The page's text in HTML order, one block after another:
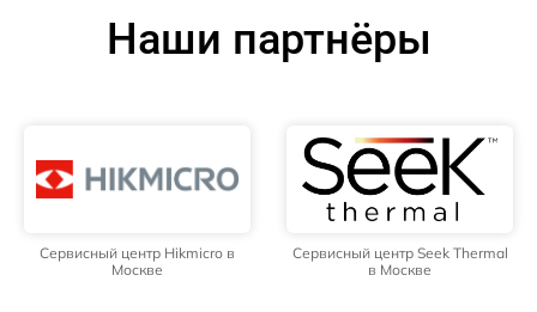
Наши партнёры
Сервисный центр Hikmicro в
Москве
Сервисный центр Seek Thermal
в Москве